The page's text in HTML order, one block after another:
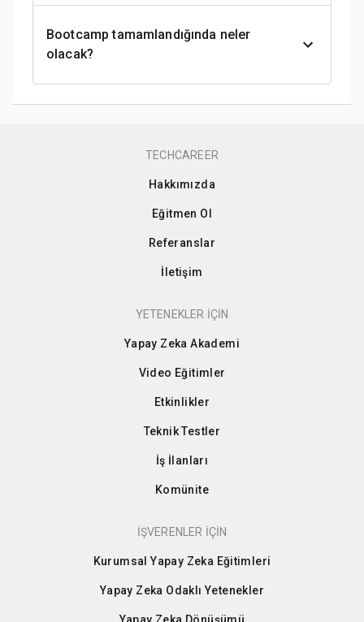
Bootcamp tamamlandığında neler
olacak?
TECHCAREER
Hakkımızda
Eğitmen Ol
Referanslar
İletişim
YETENEKLER İÇİN
Yapay Zeka Akademi
Video Eğitimler
Etkinlikler
Teknik Testler
İş İlanları
Komünite
İŞVERENLER İÇİN
Kurumsal Yapay Zeka Eğitimleri
Yapay Zeka Odaklı Yetenekler